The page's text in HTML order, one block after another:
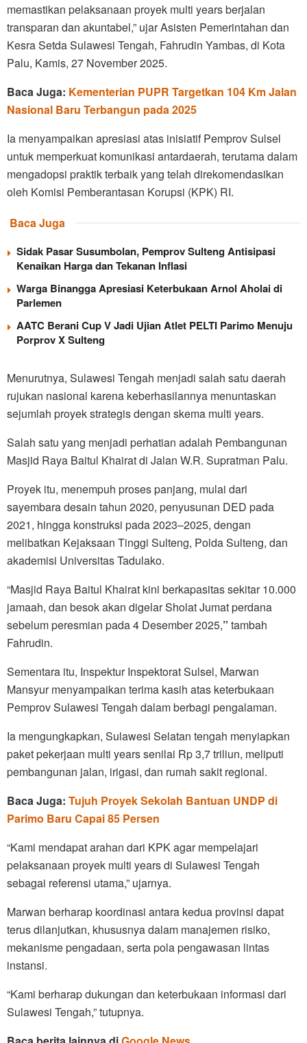
memastikan pelaksanaan proyek multi years berjalan
transparan dan akuntabel,” ujar Asisten Pemerintahan dan
Kesra Setda Sulawesi Tengah, Fahrudin Yambas, di Kota
Palu, Kamis, 27 November 2025.
Baca Juga: Kementerian PUPR Targetkan 104 Km Jalan
Nasional Baru Terbangun pada 2025
Ia menyampaikan apresiasi atas inisiatif Pemprov Sulsel
untuk memperkuat komunikasi antardaerah, terutama dalam
mengadopsi praktik terbaik yang telah direkomendasikan
oleh Komisi Pemberantasan Korupsi (KPK) RI.
Baca Juga
Sidak Pasar Susumbolan, Pemprov Sulteng Antisipasi
Kenaikan Harga dan Tekanan Inflasi
Warga Binangga Apresiasi Keterbukaan Arnol Aholai di
Parlemen
AATC Berani Cup V Jadi Ujian Atlet PELTI Parimo Menuju
Porprov X Sulteng
Menurutnya, Sulawesi Tengah menjadi salah satu daerah
rujukan nasional karena keberhasilannya menuntaskan
sejumlah proyek strategis dengan skema multi years.
Salah satu yang menjadi perhatian adalah Pembangunan
Masjid Raya Baitul Khairat di Jalan W.R. Supratman Palu.
Proyek itu, menempuh proses panjang, mulai dari
sayembara desain tahun 2020, penyusunan DED pada
2021, hingga konstruksi pada 2023–2025, dengan
melibatkan Kejaksaan Tinggi Sulteng, Polda Sulteng, dan
akademisi Universitas Tadulako.
“Masjid Raya Baitul Khairat kini berkapasitas sekitar 10.000
jamaah, dan besok akan digelar Sholat Jumat perdana
sebelum peresmian pada 4 Desember 2025,” tambah
Fahrudin.
Sementara itu, Inspektur Inspektorat Sulsel, Marwan
Mansyur menyampaikan terima kasih atas keterbukaan
Pemprov Sulawesi Tengah dalam berbagi pengalaman.
Ia mengungkapkan, Sulawesi Selatan tengah menyiapkan
paket pekerjaan multi years senilai Rp 3,7 triliun, meliputi
pembangunan jalan, irigasi, dan rumah sakit regional.
Baca Juga: Tujuh Proyek Sekolah Bantuan UNDP di
Parimo Baru Capai 85 Persen
“Kami mendapat arahan dari KPK agar mempelajari
pelaksanaan proyek multi years di Sulawesi Tengah
sebagai referensi utama,” ujarnya.
Marwan berharap koordinasi antara kedua provinsi dapat
terus dilanjutkan, khususnya dalam manajemen risiko,
mekanisme pengadaan, serta pola pengawasan lintas
instansi.
“Kami berharap dukungan dan keterbukaan informasi dari
Sulawesi Tengah,” tutupnya.